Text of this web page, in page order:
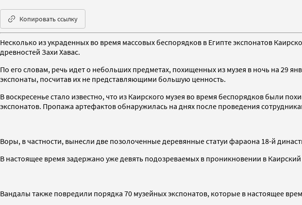
Копировать ссылку
Несколько из украденных во время массовых беспорядков в Египте экспонатов
древностей Захи Хавас.
По его словам, речь идет о небольших предметах, похищенных из музея в ночь на 29
экспонаты, посчитав их не представляющими большую ценность.
В воскресенье стало известно, что из Каирского музея во время беспорядков были
экспонатов. Пропажа артефактов обнаружилась на днях после проведения
Воры, в частности, вынесли две позолоченные деревянные статуи фараона 18-й
В настоящее время задержано уже девять подозреваемых в проникновении в
Вандалы также повредили порядка 70 музейных экспонатов, которые в настоящее